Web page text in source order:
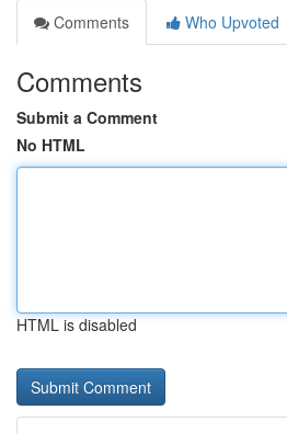
Comments
Who Upvoted
Comments
Submit a Comment
No HTML
HTML is disabled